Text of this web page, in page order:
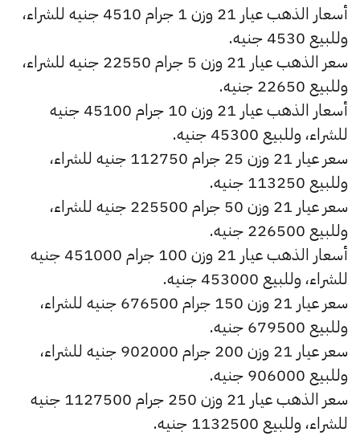
أسعار الذهب عيار 21 وزن 1 جرام 4510 جنيه للشراء،
وللبيع 4530 جنيه.
سعر الذهب عيار 21 وزن 5 جرام 22550 جنيه للشراء،
وللبيع 22650 جنيه.
أسعار الذهب عيار 21 وزن 10 جرام 45100 جنيه
للشراء، وللبيع 45300 جنيه.
سعر عيار 21 وزن 25 جرام 112750 جنيه للشراء،
وللبيع 113250 جنيه.
سعر عيار 21 وزن 50 جرام 225500 جنيه للشراء،
وللبيع 226500 جنيه.
أسعار الذهب عيار 21 وزن 100 جرام 451000 جنيه
للشراء، وللبيع 453000 جنيه.
سعر عيار 21 وزن 150 جرام 676500 جنيه للشراء،
وللبيع 679500 جنيه.
سعر عيار 21 وزن 200 جرام 902000 جنيه للشراء،
وللبيع 906000 جنيه.
سعر الذهب عيار 21 وزن 250 جرام 1127500 جنيه
للشراء، وللبيع 1132500 جنيه.